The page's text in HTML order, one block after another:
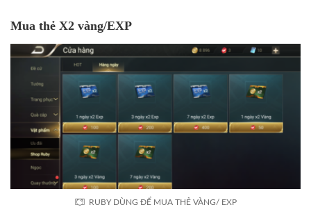
Mua thẻ X2 vàng/EXP
RUBY DÙNG ĐỂ MUA THẺ VÀNG/ EXP